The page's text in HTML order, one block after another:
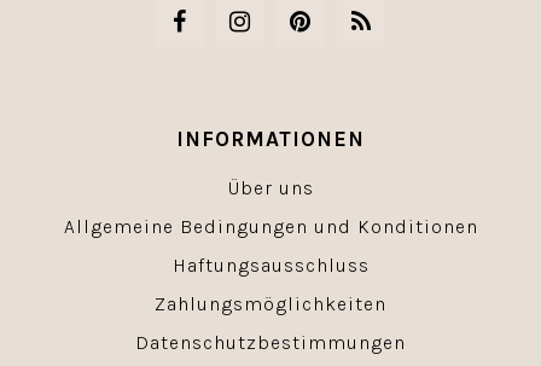
INFORMATIONEN
Über uns
Allgemeine Bedingungen und Konditionen
Haftungsausschluss
Zahlungsmöglichkeiten
Datenschutzbestimmungen